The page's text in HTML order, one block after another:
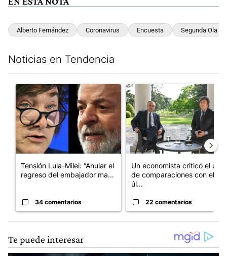
Alberto Fernández Coronavirus Encuesta Segunda Ola
Noticias en Tendencia
Un artículo de tendencia con el título "Tensión Lula-Milei:
Tensión Lula-Milei: “Anular el
regreso del embajador ma...
34 comentarios
Un artículo de tendencia con
Un economista criticó el uso
de comparaciones con el
úl...
22 comentarios